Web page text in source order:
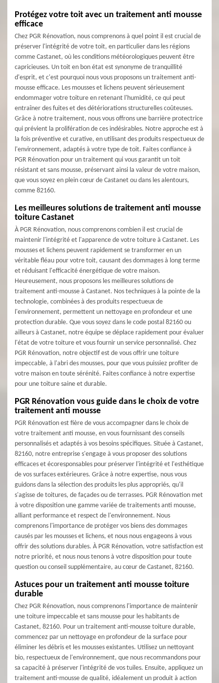
Protégez votre toit avec un traitement anti mousse
efficace
Chez PGR Rénovation, nous comprenons à quel point il est crucial de
préserver l'intégrité de votre toit, en particulier dans les régions
comme Castanet, où les conditions météorologiques peuvent être
capricieuses. Un toit en bon état est synonyme de tranquillité
d'esprit, et c'est pourquoi nous vous proposons un traitement anti-
mousse efficace. Les mousses et lichens peuvent sérieusement
endommager votre toiture en retenant l'humidité, ce qui peut
entraîner des fuites et des détériorations structurelles coûteuses.
Grâce à notre traitement, nous vous offrons une barrière protectrice
qui prévient la prolifération de ces indésirables. Notre approche est à
la fois préventive et curative, en utilisant des produits respectueux de
l'environnement, adaptés à votre type de toit. Faites confiance à
PGR Rénovation pour un traitement qui vous garantit un toit
résistant et sans mousse, préservant ainsi la valeur de votre maison,
que vous soyez en plein cœur de Castanet ou dans les alentours,
comme 82160.
Les meilleures solutions de traitement anti mousse
toiture Castanet
À PGR Rénovation, nous comprenons combien il est crucial de
maintenir l'intégrité et l'apparence de votre toiture à Castanet. Les
mousses et lichens peuvent rapidement se transformer en un
véritable fléau pour votre toit, causant des dommages à long terme
et réduisant l'efficacité énergétique de votre maison.
Heureusement, nous proposons les meilleures solutions de
traitement anti-mousse à Castanet. Nos techniques à la pointe de la
technologie, combinées à des produits respectueux de
l'environnement, permettent un nettoyage en profondeur et une
protection durable. Que vous soyez dans le code postal 82160 ou
ailleurs à Castanet, notre équipe se déplace rapidement pour évaluer
l'état de votre toiture et vous fournir un service personnalisé. Chez
PGR Rénovation, notre objectif est de vous offrir une toiture
impeccable, à l'abri des mousses, pour que vous puissiez profiter de
votre maison en toute sérénité. Faites confiance à notre expertise
pour une toiture saine et durable.
PGR Rénovation vous guide dans le choix de votre
traitement anti mousse
PGR Rénovation est fière de vous accompagner dans le choix de
votre traitement anti mousse, en vous fournissant des conseils
personnalisés et adaptés à vos besoins spécifiques. Située à Castanet,
82160, notre entreprise s'engage à vous proposer des solutions
efficaces et écoresponsables pour préserver l'intégrité et l'esthétique
de vos surfaces extérieures. Grâce à notre expertise, nous vous
guidons dans la sélection des produits les plus appropriés, qu'il
s'agisse de toitures, de façades ou de terrasses. PGR Rénovation met
à votre disposition une gamme variée de traitements anti mousse,
alliant performance et respect de l'environnement. Nous
comprenons l'importance de protéger vos biens des dommages
causés par les mousses et lichens, et nous nous engageons à vous
offrir des solutions durables. À PGR Rénovation, votre satisfaction est
notre priorité, et nous nous tenons à votre disposition pour toute
question ou conseil supplémentaire, au cœur de Castanet, 82160.
Astuces pour un traitement anti mousse toiture
durable
Chez PGR Rénovation, nous comprenons l'importance de maintenir
une toiture impeccable et sans mousse pour les habitants de
Castanet, 82160. Pour un traitement anti-mousse toiture durable,
commencez par un nettoyage en profondeur de la surface pour
éliminer les débris et les mousses existantes. Utilisez un nettoyant
bio, respectueux de l'environnement, que nous recommandons pour
sa capacité à préserver l'intégrité de vos tuiles. Ensuite, appliquez un
traitement anti-mousse de qualité, idéalement un produit à action